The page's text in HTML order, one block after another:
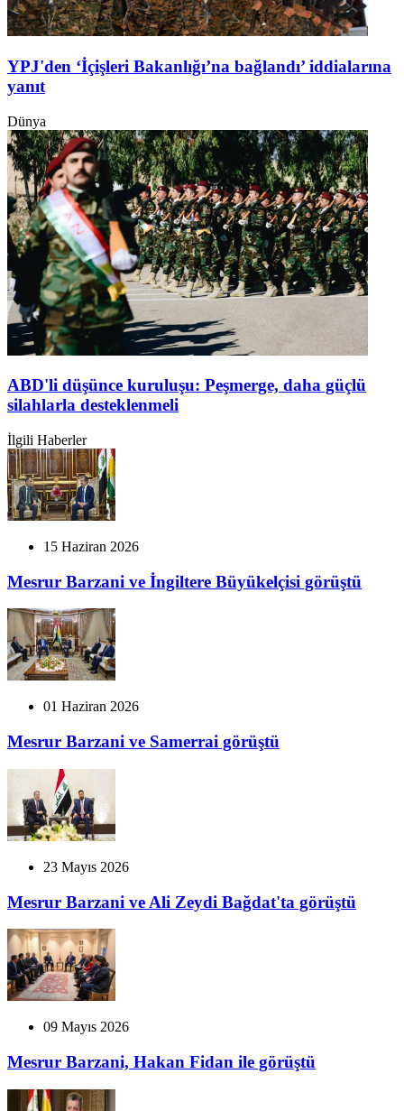
YPJ'den ‘İçişleri Bakanlığı’na bağlandı’ iddialarına
yanıt
Dünya
ABD'li düşünce kuruluşu: Peşmerge, daha güçlü
silahlarla desteklenmeli
İlgili Haberler
15 Haziran 2026
Mesrur Barzani ve İngiltere Büyükelçisi görüştü
01 Haziran 2026
Mesrur Barzani ve Samerrai görüştü
23 Mayıs 2026
Mesrur Barzani ve Ali Zeydi Bağdat'ta görüştü
09 Mayıs 2026
Mesrur Barzani, Hakan Fidan ile görüştü